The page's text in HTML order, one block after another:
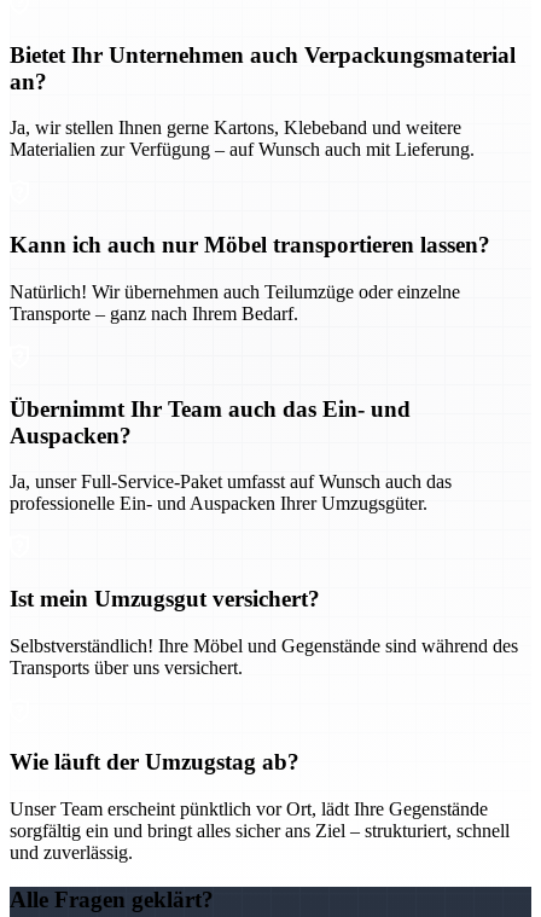
Bietet Ihr Unternehmen auch Verpackungsmaterial
an?
Ja, wir stellen Ihnen gerne Kartons, Klebeband und weitere
Materialien zur Verfügung – auf Wunsch auch mit Lieferung.
Kann ich auch nur Möbel transportieren lassen?
Natürlich! Wir übernehmen auch Teilumzüge oder einzelne
Transporte – ganz nach Ihrem Bedarf.
Übernimmt Ihr Team auch das Ein- und
Auspacken?
Ja, unser Full-Service-Paket umfasst auf Wunsch auch das
professionelle Ein- und Auspacken Ihrer Umzugsgüter.
Ist mein Umzugsgut versichert?
Selbstverständlich! Ihre Möbel und Gegenstände sind während des
Transports über uns versichert.
Wie läuft der Umzugstag ab?
Unser Team erscheint pünktlich vor Ort, lädt Ihre Gegenstände
sorgfältig ein und bringt alles sicher ans Ziel – strukturiert, schnell
und zuverlässig.
Alle Fragen geklärt?